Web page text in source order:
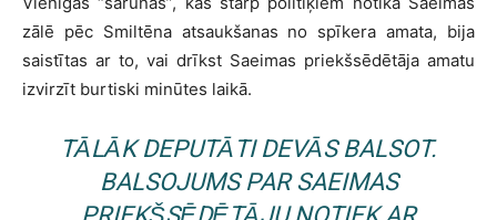
zālē pēc Smiltēna atsaukšanas no spīkera amata, bija
saistītas ar to, vai drīkst Saeimas priekšsēdētāja amatu
izvirzīt burtiski minūtes laikā.
TĀLĀK DEPUTĀTI DEVĀS BALSOT.
BALSOJUMS PAR SAEIMAS